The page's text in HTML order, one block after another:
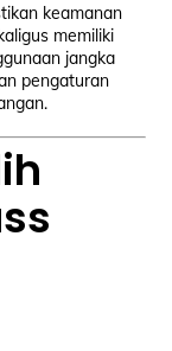
keamanan
memiliki
jangka
pengaturan